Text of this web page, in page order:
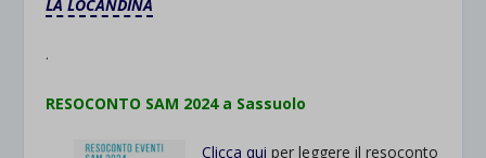
LA LOCANDINA
.
RESOCONTO SAM 2024 a Sassuolo
Clicca quiper leggere il resoconto